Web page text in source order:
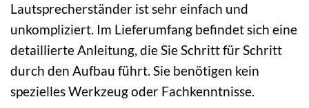
Lautsprecherständer ist sehr einfach und
unkompliziert. Im Lieferumfang befindet sich eine
detaillierte Anleitung, die Sie Schritt für Schritt
durch den Aufbau führt. Sie benötigen kein
spezielles Werkzeug oder Fachkenntnisse.